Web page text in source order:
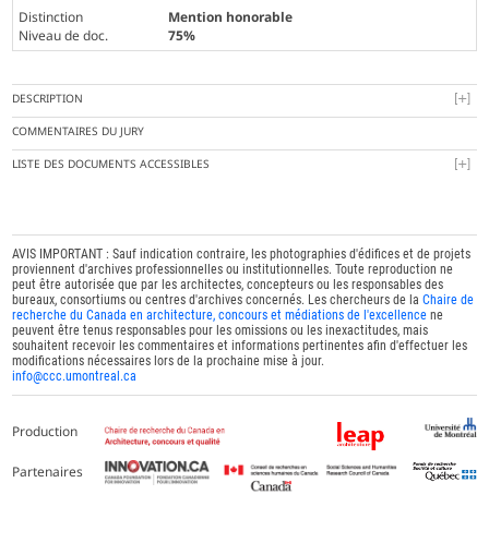
Distinction
Mention honorable
Niveau de doc.
75%
DESCRIPTION
COMMENTAIRES DU JURY
LISTE DES DOCUMENTS ACCESSIBLES
AVIS IMPORTANT : Sauf indication contraire, les photographies d'édifices et de projets
proviennent d'archives professionnelles ou institutionnelles. Toute reproduction ne
peut être autorisée que par les architectes, concepteurs ou les responsables des
bureaux, consortiums ou centres d'archives concernés. Les chercheurs de laChaire de
recherche du Canada en architecture, concours et médiations de l'excellence ne
peuvent être tenus responsables pour les omissions ou les inexactitudes, mais
souhaitent recevoir les commentaires et informations pertinentes afin d'effectuer les
modifications nécessaires lors de la prochaine mise à jour.
info@ccc.umontreal.ca
Production
Partenaires